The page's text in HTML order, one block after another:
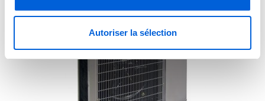
Autoriser la sélection